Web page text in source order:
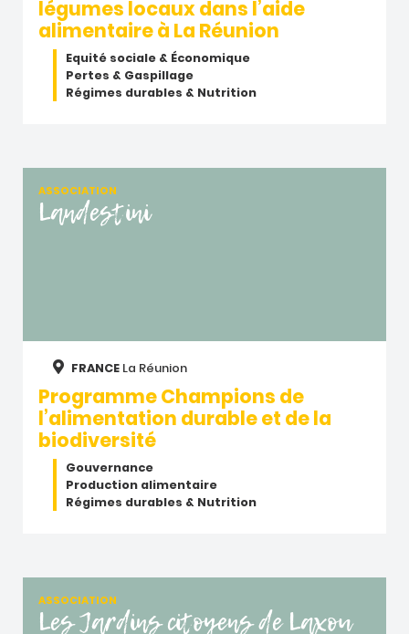
légumes locaux dans l’aide
alimentaire à La Réunion
Equité sociale & Économique
Pertes & Gaspillage
Régimes durables & Nutrition
ASSOCIATION
Landestini
FRANCE La Réunion
Programme Champions de
l’alimentation durable et de la
biodiversité
Gouvernance
Production alimentaire
Régimes durables & Nutrition
ASSOCIATION
Les Jardins citoyens de Laxou